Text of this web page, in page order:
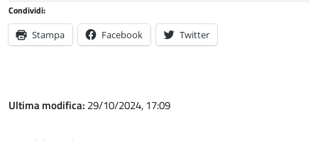
Condividi:
Stampa Facebook Twitter
Ultima modifica: 29/10/2024, 17:09